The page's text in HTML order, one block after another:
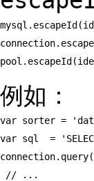
例如：
var sorter =
var sql  =
// ...